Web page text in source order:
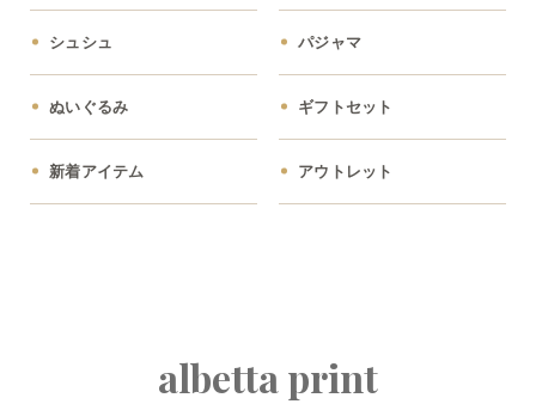
シュシュ パジャマ
ぬいぐるみ ギフトセット
新着アイテム アウトレット
albetta print